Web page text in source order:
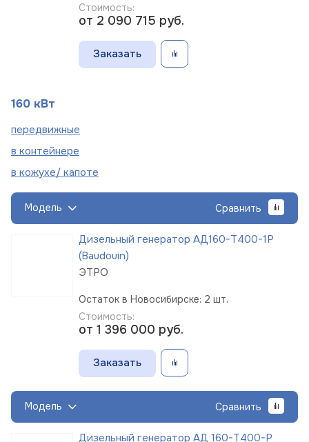
Стоимость:
от 2 090 715 руб.
Заказать
160 кВт
передвижные
в контейнере
в кожухе/ капоте
Модель Сравнить
Дизельный генератор АД160-Т400-1Р
(Baudouin)
ЭТРО
Остаток в Новосибирске: 2 шт.
Стоимость:
от 1 396 000 руб.
Заказать
Модель Сравнить
Дизельный генератор АД 160-Т400-Р